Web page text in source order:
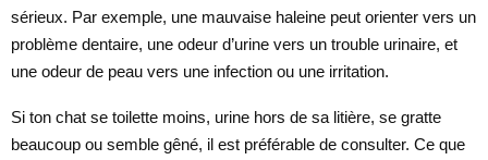
sérieux. Par exemple, une mauvaise haleine peut orienter vers un
problème dentaire, une odeur d’urine vers un trouble urinaire, et
une odeur de peau vers une infection ou une irritation.
Si ton chat se toilette moins, urine hors de sa litière, se gratte
beaucoup ou semble gêné, il est préférable de consulter. Ce que